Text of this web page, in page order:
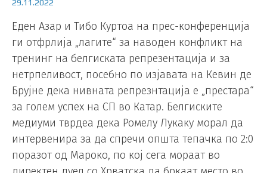
29.11.2022
Еден Азар и Тибо Куртоа на прес-конференција
ги отфрлија „лагите“ за наводен конфликт на
тренинг на белгиската репрезентација и за
нетрпеливост, посебно по изјавата на Кевин де
Брујне дека нивната репрезнтација е „престара“
за голем успех на СП во Катар. Белгиските
медиуми тврдеа дека Ромелу Лукаку морал да
интервенира за да спречи општа тепачка по 2:0
поразот од Мароко, по кој сега мораат во